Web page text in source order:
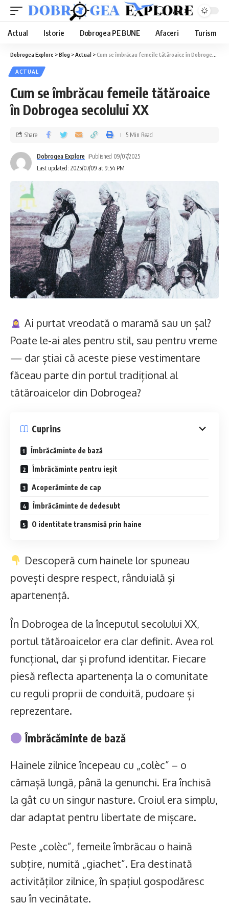
Aa
Actual Istorie Dobrogea PE BUNE Afaceri Turism
Dobrogea Explore >Blog >Actual >Cum se îmbrăcau femeile tătăroaice în Dobrogea secolului XX
ACTUAL
Cum se îmbrăcau femeile tătăroaice
în Dobrogea secolului XX
Last updated: 2025/07/09 at 9:54 PM
Dobrogea Explore Published 09/07/2025
Share 5 Min Read
Ai purtat vreodată o maramă sau un șal?
Poate le-ai ales pentru stil, sau pentru vreme
— dar știai că aceste piese vestimentare
făceau parte din portul tradițional al
tătăroaicelor din Dobrogea?
Cuprins
Îmbrăcăminte de bază
Îmbrăcăminte pentru ieșit
Acoperăminte de cap
Îmbrăcăminte de dedesubt
O identitate transmisă prin haine
Descoperă cum hainele lor spuneau
povești despre respect, rânduială și
apartenență.
În Dobrogea de la începutul secolului XX,
portul tătăroaicelor era clar definit. Avea rol
funcțional, dar și profund identitar. Fiecare
piesă reflecta apartenența la o comunitate
cu reguli proprii de conduită, pudoare și
reprezentare.
Îmbrăcăminte de bază
Hainele zilnice începeau cu „colèc” – o
cămașă lungă, până la genunchi. Era închisă
la gât cu un singur nasture. Croiul era simplu,
dar adaptat pentru libertate de mișcare.
Peste „colèc”, femeile îmbrăcau o haină
subțire, numită „giachet”. Era destinată
activităților zilnice, în spațiul gospodăresc
sau în vecinătate.